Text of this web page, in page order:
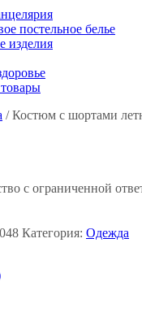
постельное белье
изделия
/ Костюм с шортами
с ограниченной
Категория: Одежда